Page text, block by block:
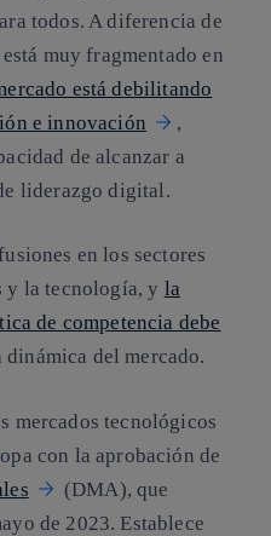
todos. A diferencia de
muy fragmentado en
está debilitando
e innovación
,
de alcanzar a
liderazgo digital.
en los sectores
y la tecnología, y la
de competencia debe
dinámica del mercado.
mercados tecnológicos
con la aprobación de
(DMA), que
de 2023. Establece